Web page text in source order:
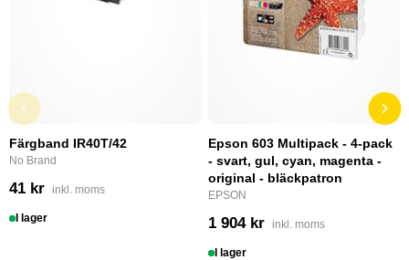
Färgband IR40T/42
No Brand
41 kr inkl. moms
I lager
Epson 603 Multipack - 4-pack
- svart, gul, cyan, magenta -
original - bläckpatron
EPSON
1 904 kr inkl. moms
I lager